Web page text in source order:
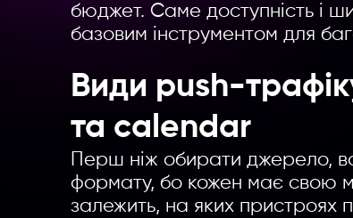
бюджет. Саме доступність і
базовим інструментом для
Види push-
та calendar
Перш ніж обирати джерело,
формату, бо кожен має свою
залежить, на яких пристроях